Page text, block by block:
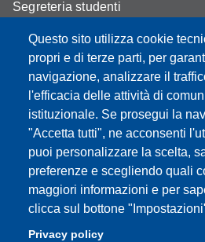
Questo sito utilizza cookie
propri e di terze parti, per
navigazione, analizzare il
l'efficacia delle attività di
istituzionale. Se prosegui la
"Accetta tutti", ne acconsenti
puoi personalizzare la scelta,
preferenze e scegliendo quali
maggiori informazioni e per
clicca sul bottone
Privacy policy
Segreteria studenti
Come trovarci
Assicurazione qualità
Partita IVA: 00427620364
Dipartimento di Scienze
Neuroscienze
Sede: Via Campi 287 - 41122